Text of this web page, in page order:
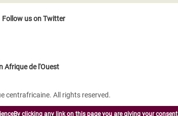
Follow us on Twitter
Afrique de l'Ouest
centrafricaine. All rights reserved.
clicking any link on this page you are giving your consent